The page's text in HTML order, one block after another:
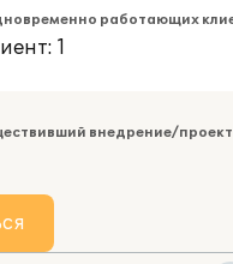
работающих
1
внедрение/проект